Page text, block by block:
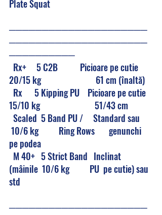
Plate Squat
─────────────────────
─────────────────────
──────────
20/15 kg                           61 cm (înaltă)
15/10 kg                           51/43 cm
10/6 kg          Ring Rows       genunchi
pe podea
(mâinile  10/6 kg          PU  pe cutie) sau
std
─────────────────────